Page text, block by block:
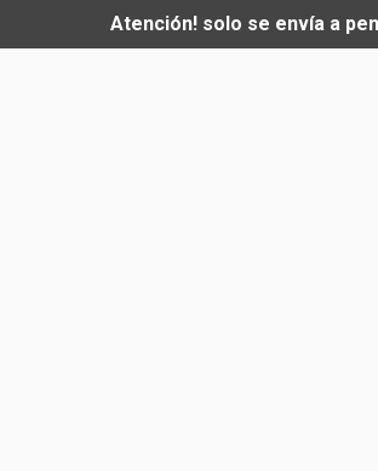
Atención! solo se envía a